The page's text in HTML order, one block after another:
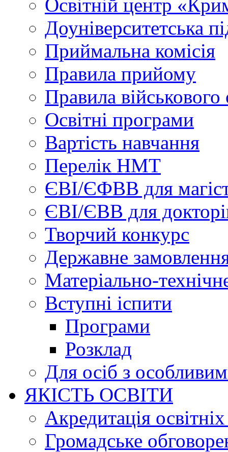
Освітній центр
Доуніверситетська
Приймальна комісія
Правила прийому
Правила військового
Освітні програми
Вартість навчання
Перелік НМТ
ЄВІ/ЄФВВ для
ЄВІ/ЄВВ для
Творчий конкурс
Державне
Матеріально-
Вступні іспити
Програми
Розклад
Для осіб з
ЯКІСТЬ ОСВІТИ
Акредитація
Громадське